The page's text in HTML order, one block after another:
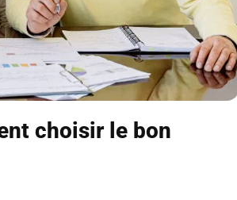
choisir le bon